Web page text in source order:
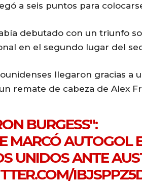
a seis puntos para
debutado con un triunfo
en el segundo lugar del
llegaron gracias a
remate de cabeza de Alex
BURGESS":
MARCÓ AUTOGOL
UNIDOS ANTE